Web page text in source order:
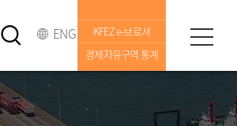
ENG
KFEZ e-브로셔
경제자유구역 통계